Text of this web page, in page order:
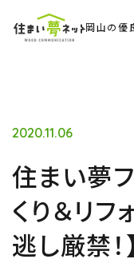
岡山の優
2020.11.06
住まい夢
くり＆リ
逃し厳禁！】